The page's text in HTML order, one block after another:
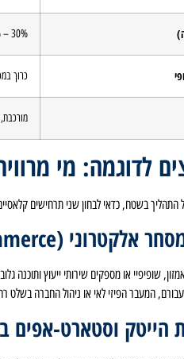
30% – 33%
כרוך
לדוגמה: מי
התהליך בשטח, כדאי לבחון שני תרחישים
שופיפיי או מספקים שירותי ייעוץ
המעבר הפיזי לאי או ניהול החברה בשלט